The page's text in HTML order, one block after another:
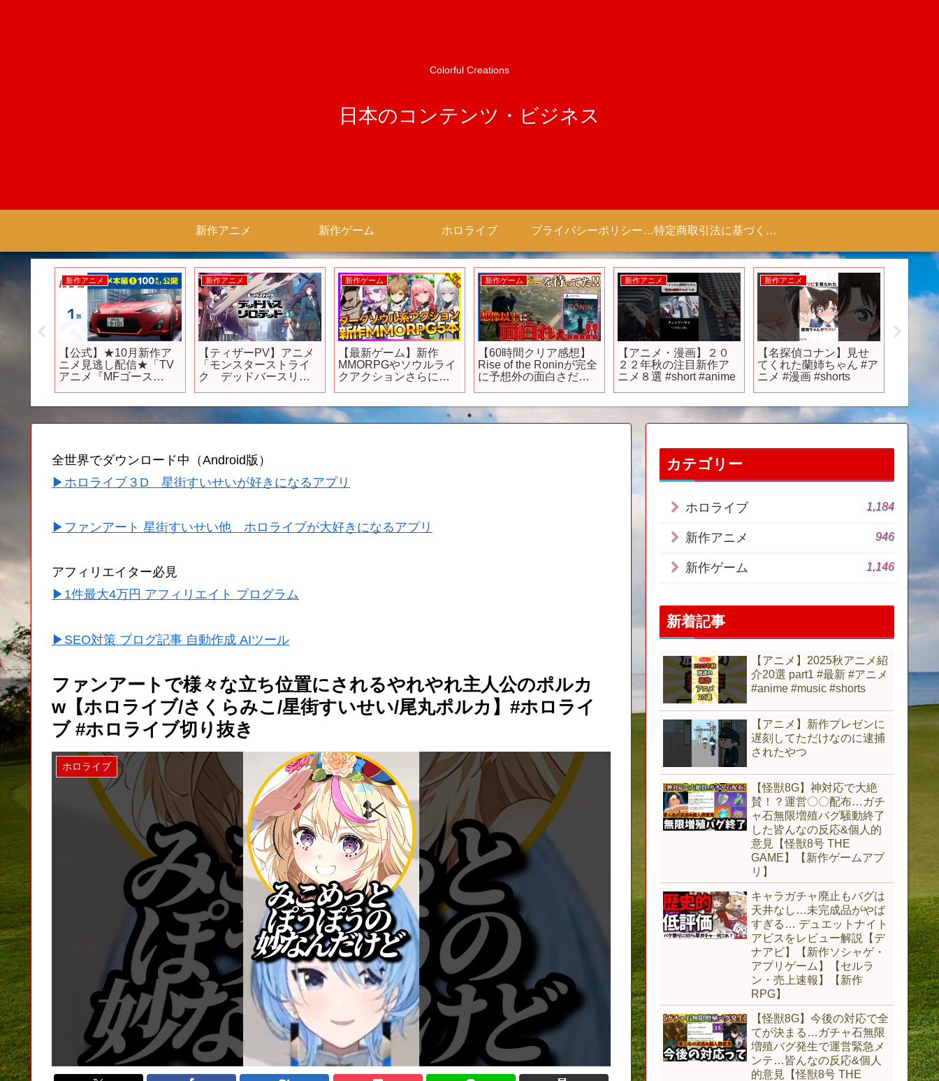
Colorful Creations
日本のコンテンツ・ビジネス
新作アニメ 新作ゲーム ホロライブ プライバシーポリシー 【Colorful Creation】 特定商取引法に基づく表記（商取引に関する開示）
新作アニメ
【公式】★10月新作ア
ニメ見逃し配信★「TV
アニメ『MFゴース
新作アニメ
【ティザーPV】アニメ
「モンスターストライ
ク デッドバースリロ
新作ゲーム
【最新ゲーム】新作
MMORPGやソウルライ
クアクションさらに美
新作ゲーム
【60時間クリア感想】
Rise of the Roninが完全
に予想外の面白さだっ
新作アニメ
【アニメ・漫画】２０
２２年秋の注目新作ア
ニメ８選 #short #anime
新作アニメ
【名探偵コナン】見せ
てくれた蘭姉ちゃん #ア
ニメ #漫画 #shorts
リマン
全世界でダウンロード中（Android版）
▶ホロライブ３D 星街すいせいが好きになるアプリ
▶ファンアート 星街すいせい他 ホロライブが大好きになるアプリ
アフィリエイター必見
▶1件最大4万円 アフィリエイト プログラム
▶SEO対策 ブログ記事 自動作成 AIツール
ファンアートで様々な立ち位置にされるやれやれ主人公のポルカ
w【ホロライブ/さくらみこ/星街すいせい/尾丸ポルカ】#ホロライ
ブ #ホロライブ切り抜き
ホロライブ
カテゴリー
ホロライブ 1,184
新作アニメ 946
新作ゲーム 1,146
新着記事
【アニメ】2025秋アニメ紹
介20選 part1 #最新 #アニメ
#anime #music #shorts
【アニメ】新作プレゼンに
遅刻してただけなのに逮捕
されたやつ
【怪獣8G】神対応で大絶
賛！？運営〇〇配布…ガチ
ャ石無限増殖バグ騒動終了
した皆んなの反応&個人的
意見【怪獣8号 THE
GAME】【新作ゲームアプ
リ】
キャラガチャ廃止もバグは
天井なし…未完成品がやば
すぎる… デュエットナイト
アビスをレビュー解説【デ
ナアビ】【新作ソシャゲ・
アプリゲーム】【セルラ
ン・売上速報】【新作
RPG】
【怪獣8G】今後の対応で全
てが決まる…ガチャ石無限
増殖バグ発生で運営緊急メ
ンテ…皆んなの反応&個人
的意見【怪獣8号 THE